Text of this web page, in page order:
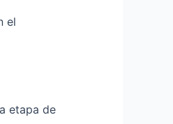
el
etapa de